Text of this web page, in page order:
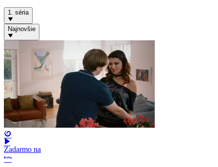
1. séria
Najnovšie
Zadarmo na